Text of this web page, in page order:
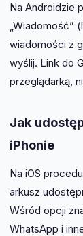
Na Androidzie
„Wiadomość”
wiadomości z
wyślij. Link do
przeglądarką,
Jak
iPhonie
Na iOS
arkusz
Wśród opcji
WhatsApp i